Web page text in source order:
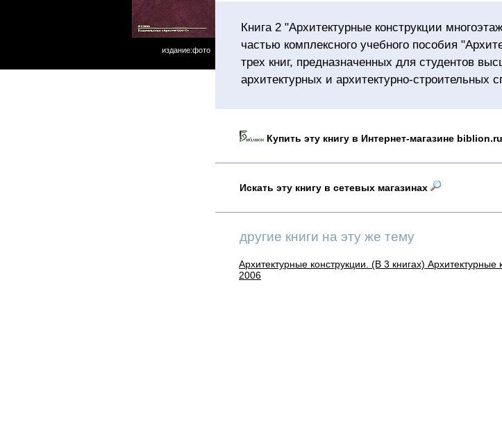
издание:фото
Книга 2 "Архитектурные конструкции
частью комплексного учебного пособия
трех книг, предназначенных для студентов
архитектурных и архитектурно-строительных
Купить эту книгу в Интернет-магазине biblion.ru
Искать эту книгу в сетевых магазинах
другие книги на эту же тему
Архитектурные конструкции. (В 3 книгах)
2006